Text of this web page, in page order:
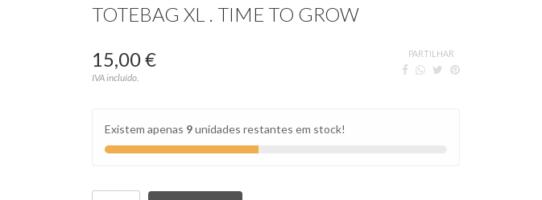
TOTEBAG XL . TIME TO GROW
15,00 €
IVA incluído.
PARTILHAR
Existem apenas 9unidades restantes em stock!